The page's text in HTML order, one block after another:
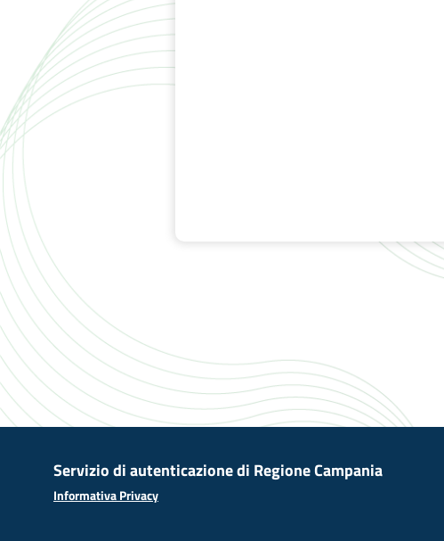
Servizio di autenticazione di Regione Campania
Informativa Privacy